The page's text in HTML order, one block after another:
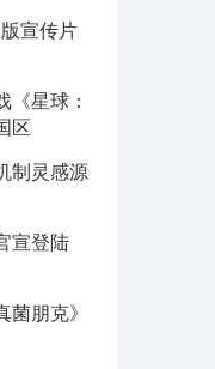
宣传片
《星球：
区
制灵感源
宣登陆
朋克》